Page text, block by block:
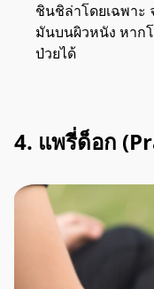
ชินชิล่าโดยเฉพาะ
มันบนผิวหนัง หาก
ป่วยได้
4. แพรี่ด็อก